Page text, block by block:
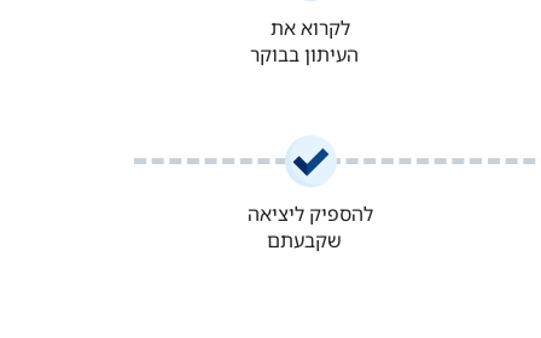
לקרוא את
העיתון בבוקר
להספיק ליציאה
שקבעתם